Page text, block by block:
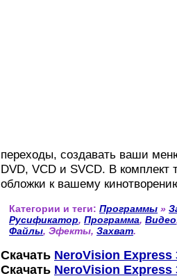
переходы, создавать ваши
DVD, VCD и SVCD. В комплект
обложки к вашему
Категории и теги: Программы »
Русификатор, Программа, Видео
Файлы, Эфекты, Захват.
Скачать NeroVision Express
Скачать NeroVision Express